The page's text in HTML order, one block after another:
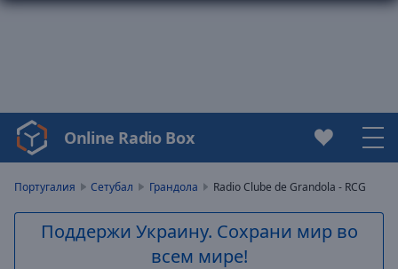
Video
Player
Online Radio Box
Португалия Сетубал Грандола Radio Clube de Grandola - RCG
Поддержи Украину. Сохрани мир во
всем мире!